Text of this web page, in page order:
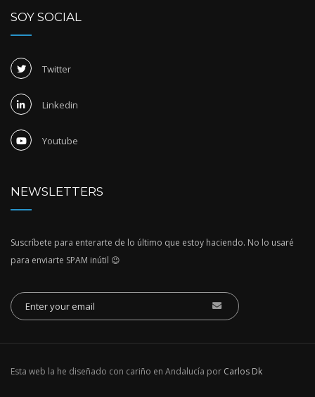
SOY SOCIAL
Twitter
Linkedin
Youtube
NEWSLETTERS
Suscríbete para enterarte de lo último que estoy haciendo. No lo usaré
para enviarte SPAM inútil 😉
Esta web la he diseñado con cariño en Andalucía por Carlos Dk